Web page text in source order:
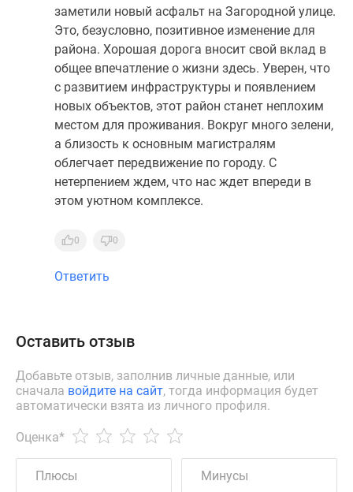
заметили новый асфальт на Загородной улице.
Это, безусловно, позитивное изменение для
района. Хорошая дорога вносит свой вклад в
общее впечатление о жизни здесь. Уверен, что
с развитием инфраструктуры и появлением
новых объектов, этот район станет неплохим
местом для проживания. Вокруг много зелени,
а близость к основным магистралям
облегчает передвижение по городу. С
нетерпением ждем, что нас ждет впереди в
этом уютном комплексе.
0 0
Ответить
Оставить отзыв
Добавьте отзыв, заполнив личные данные, или
сначала войдите на сайт, тогда информация будет
автоматически взята из личного профиля.
Оценка*